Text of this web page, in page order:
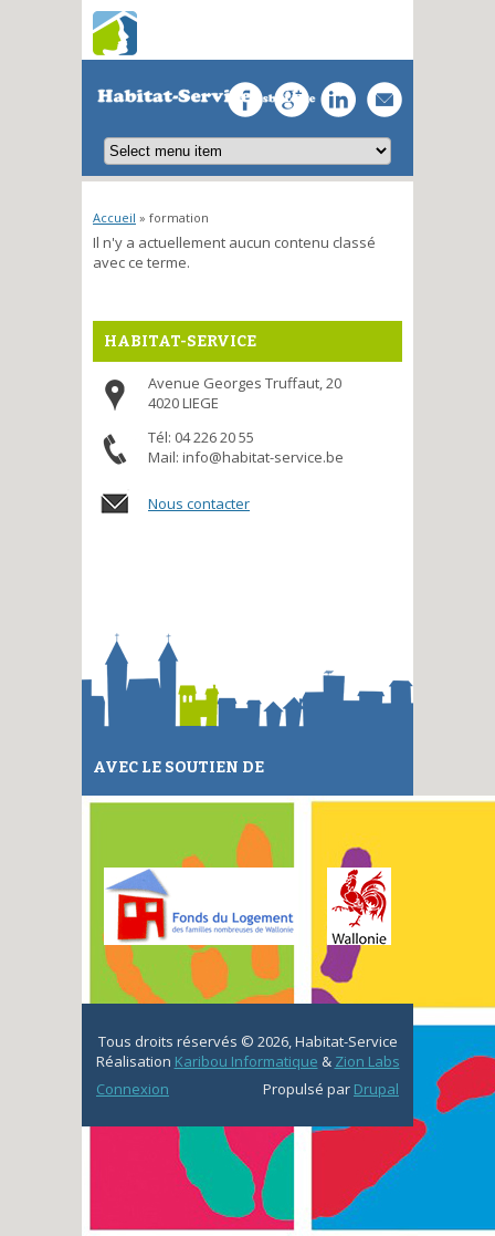
Vous êtes ici
Accueil » formation
Il n'y a actuellement aucun contenu classé
avec ce terme.
HABITAT-SERVICE
Avenue Georges Truffaut, 20
4020 LIEGE
Tél: 04 226 20 55
Mail: info@habitat-service.be
Nous contacter
AVEC LE SOUTIEN DE
Remonter en haut de la page
Tous droits réservés © 2026, Habitat-Service
Réalisation Karibou Informatique & Zion Labs
Propulsé par Drupal
Connexion